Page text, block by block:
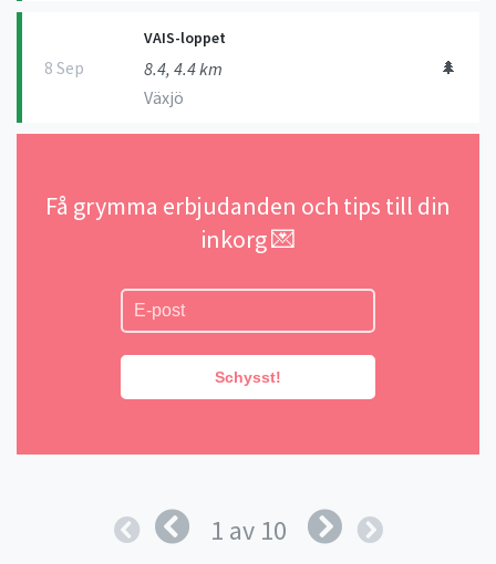
8 Sep
VAIS-loppet
8.4, 4.4 km
Växjö
🌲
Få grymma erbjudanden och tips till din
inkorg 💌
Schysst!
1 av 10